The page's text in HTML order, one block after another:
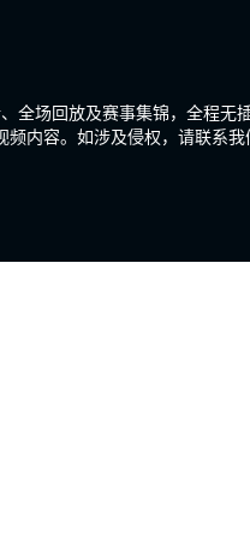
全场回放及赛事集锦，全程无
内容。如涉及侵权，请联系